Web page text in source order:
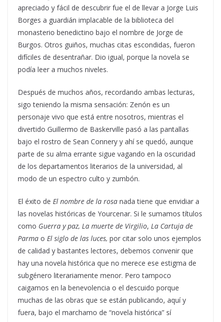
apreciado y fácil de descubrir fue el de llevar a Jorge Luis
Borges a guardián implacable de la biblioteca del
monasterio benedictino bajo el nombre de Jorge de
Burgos. Otros guiños, muchas citas escondidas, fueron
difíciles de desentrañar. Dio igual, porque la novela se
podía leer a muchos niveles.
Después de muchos años, recordando ambas lecturas,
sigo teniendo la misma sensación: Zenón es un
personaje vivo que está entre nosotros, mientras el
divertido Guillermo de Baskerville pasó a las pantallas
bajo el rostro de Sean Connery y ahí se quedó, aunque
parte de su alma errante sigue vagando en la oscuridad
de los departamentos literarios de la universidad, al
modo de un espectro culto y zumbón.
El éxito de El nombre de la rosa nada tiene que envidiar a
las novelas históricas de Yourcenar. Si le sumamos títulos
como Guerra y paz, La muerte de Virgilio, La Cartuja de
Parma o El siglo de las luces, por citar solo unos ejemplos
de calidad y bastantes lectores, debemos convenir que
hay una novela histórica que no merece ese estigma de
subgénero literariamente menor. Pero tampoco
caigamos en la benevolencia o el descuido porque
muchas de las obras que se están publicando, aquí y
fuera, bajo el marchamo de “novela histórica” sí